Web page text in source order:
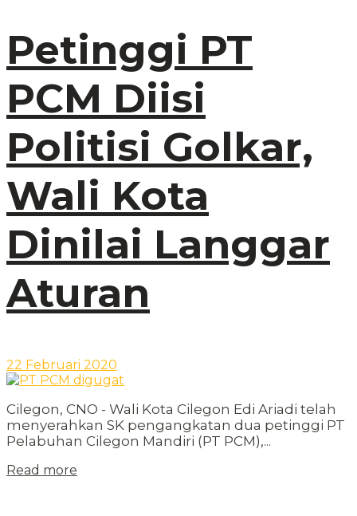
Petinggi PT
PCM Diisi
Politisi Golkar,
Wali Kota
Dinilai Langgar
Aturan
22 Februari 2020
Cilegon, CNO - Wali Kota Cilegon Edi Ariadi telah
menyerahkan SK pengangkatan dua petinggi PT
Pelabuhan Cilegon Mandiri (PT PCM),...
Read more